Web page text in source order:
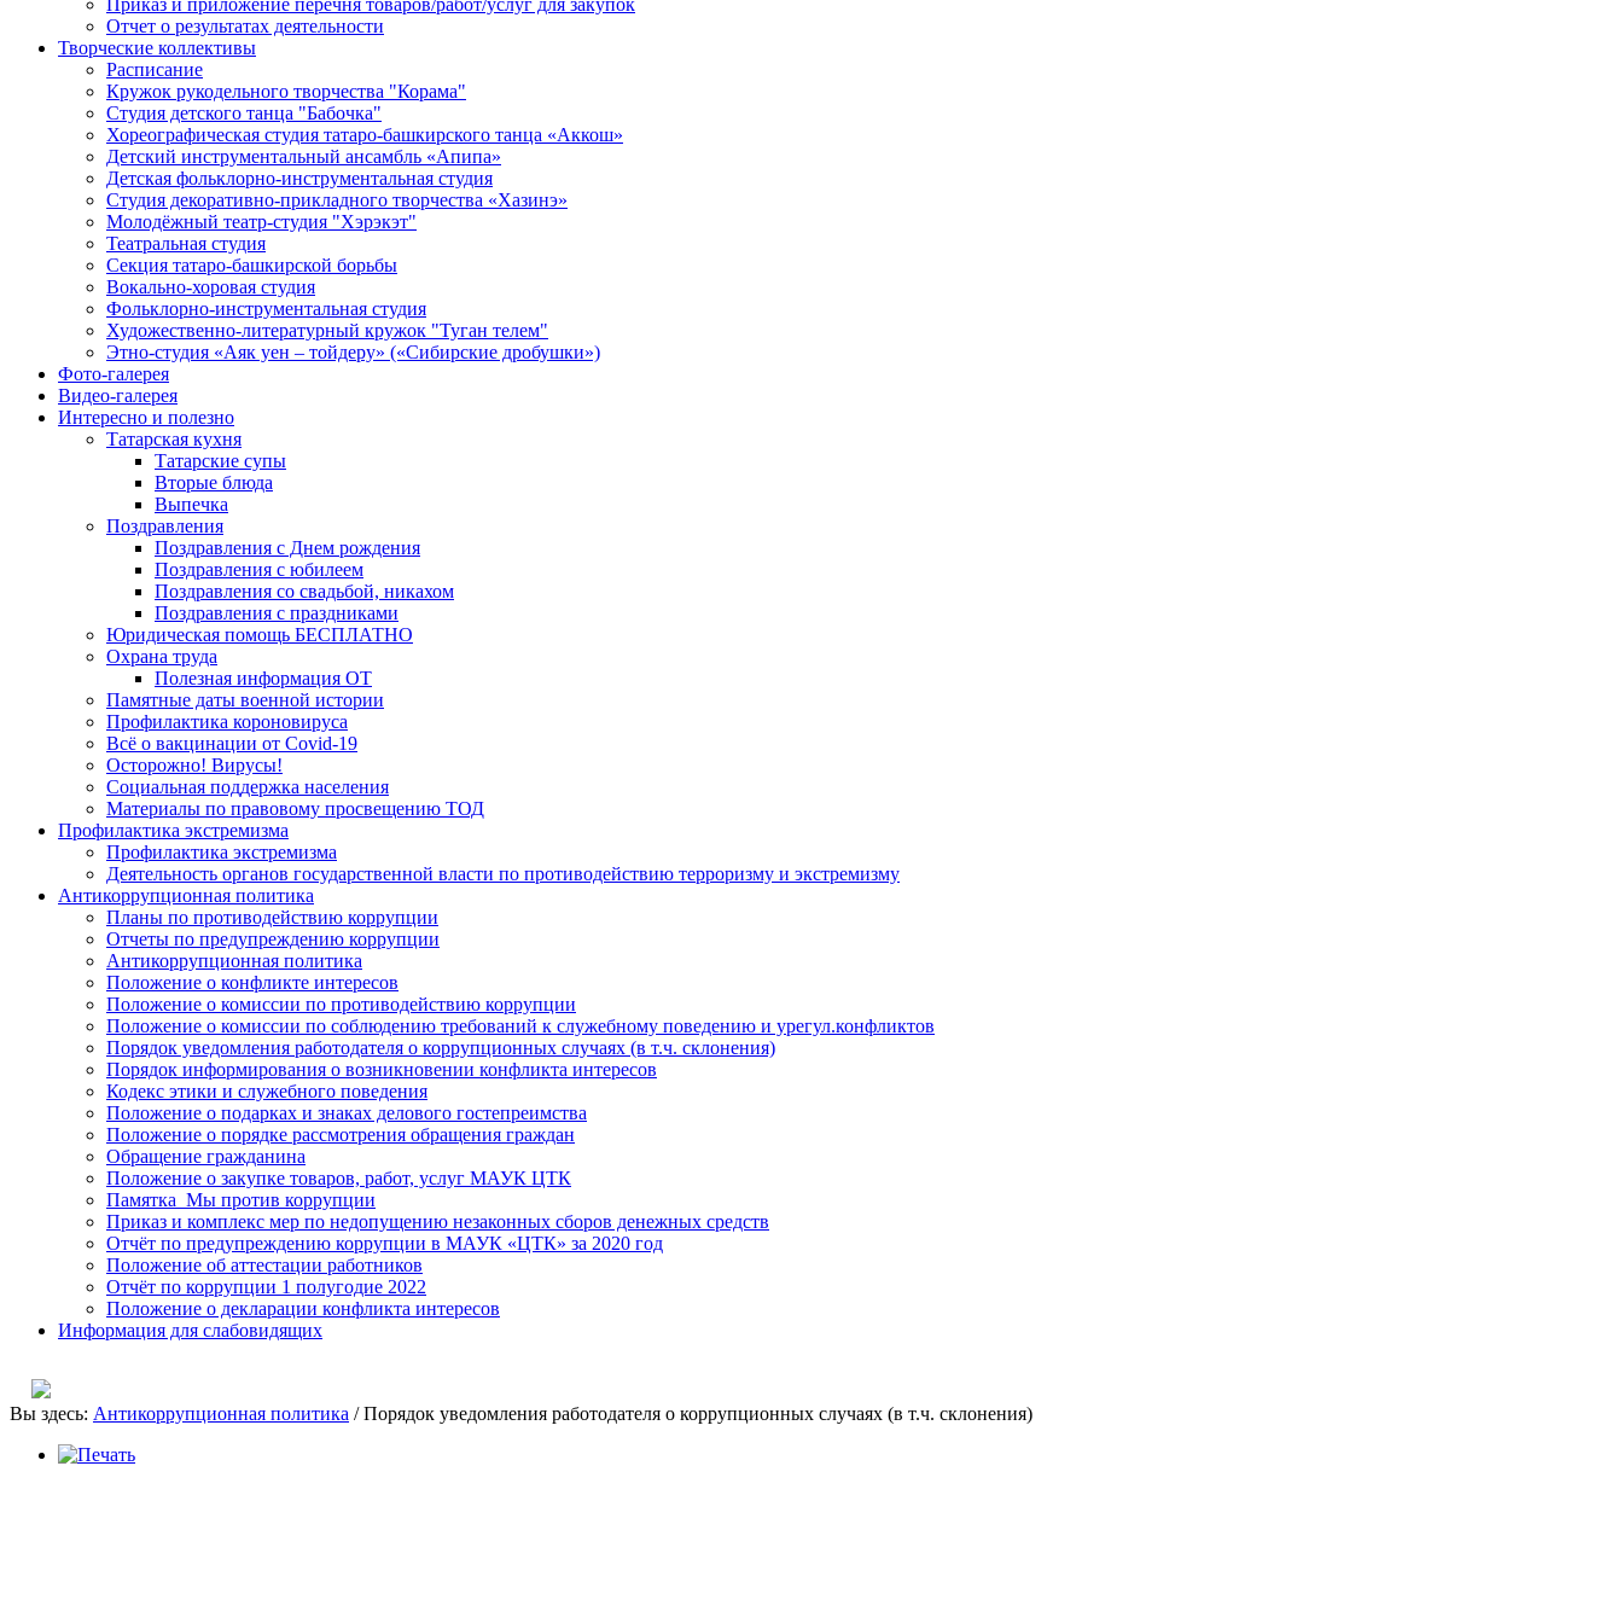
Приказ и приложение перечня товаров/работ/услуг для закупок
Отчет о результатах деятельности
Творческие коллективы
Расписание
Кружок рукодельного творчества "Корама"
Студия детского танца "Бабочка"
Хореографическая студия татаро-башкирского танца «Аккош»
Детский инструментальный ансамбль «Апипа»
Детская фольклорно-инструментальная студия
Студия декоративно-прикладного творчества «Хазинэ»
Молодёжный театр-студия "Хэрэкэт"
Театральная студия
Секция татаро-башкирской борьбы
Вокально-хоровая студия
Фольклорно-инструментальная студия
Художественно-литературный кружок "Туган телем"
Этно-студия «Аяк уен – тойдеру» («Сибирские дробушки»)
Фото-галерея
Видео-галерея
Интересно и полезно
Татарская кухня
Татарские супы
Вторые блюда
Выпечка
Поздравления
Поздравления с Днем рождения
Поздравления с юбилеем
Поздравления со свадьбой, никахом
Поздравления с праздниками
Юридическая помощь БЕСПЛАТНО
Охрана труда
Полезная информация ОТ
Памятные даты военной истории
Профилактика короновируса
Всё о вакцинации от Covid-19
Осторожно! Вирусы!
Социальная поддержка населения
Материалы по правовому просвещению ТОД
Профилактика экстремизма
Профилактика экстремизма
Деятельность органов государственной власти по противодействию терроризму и экстремизму
Антикоррупционная политика
Планы по противодействию коррупции
Отчеты по предупреждению коррупции
Антикоррупционная политика
Положение о конфликте интересов
Положение о комиссии по противодействию коррупции
Положение о комиссии по соблюдению требований к служебному поведению и урегул.конфликтов
Порядок уведомления работодателя о коррупционных случаях (в т.ч. склонения)
Порядок информирования о возникновении конфликта интересов
Кодекс этики и служебного поведения
Положение о подарках и знаках делового гостепреимства
Положение о порядке рассмотрения обращения граждан
Обращение гражданина
Положение о закупке товаров, работ, услуг МАУК ЦТК
Памятка_Мы против коррупции
Приказ и комплекс мер по недопущению незаконных сборов денежных средств
Отчёт по предупреждению коррупции в МАУК «ЦТК» за 2020 год
Положение об аттестации работников
Отчёт по коррупции 1 полугодие 2022
Положение о декларации конфликта интересов
Информация для слабовидящих
Вы здесь: Антикоррупционная политика /Порядок уведомления работодателя о коррупционных случаях (в т.ч. склонения)